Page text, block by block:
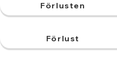
Förlusten
Förlust